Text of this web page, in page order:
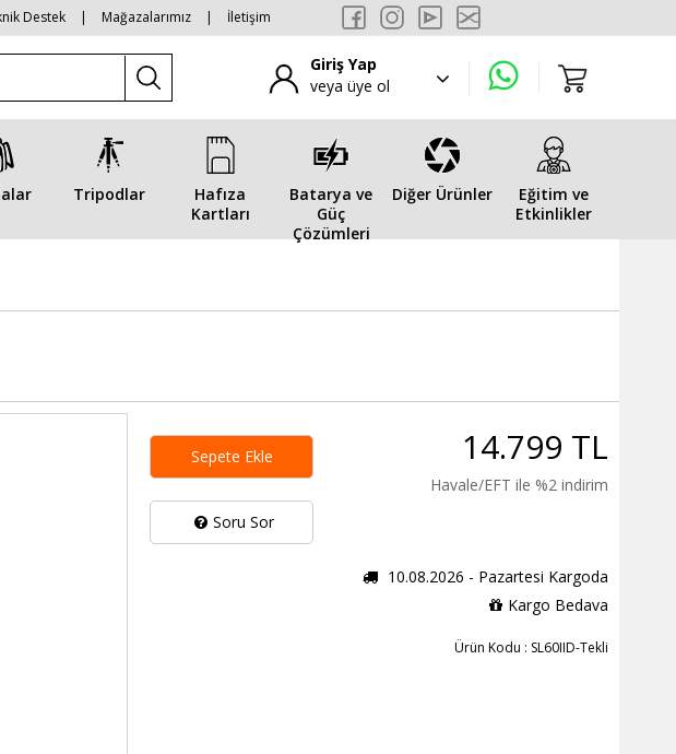
Destek | Mağazalarımız | İletişim
Giriş Yap
veya üye ol
Tripodlar
Hafıza
Kartları
Batarya ve
Güç
Çözümleri
Diğer Ürünler
Eğitim ve
Etkinlikler
Sepete Ekle
Soru Sor
14.799 TL
Havale/EFT ile %2 indirim
10.08.2026 - Pazartesi Kargoda
Kargo Bedava
Ürün Kodu : SL60IID-Tekli